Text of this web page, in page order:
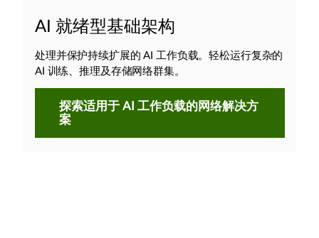
AI 就绪型基础架构
处理并保护持续扩展的 AI 工作负载。轻松运行复杂的
AI 训练、推理及存储网络群集。
探索适用于 AI 工作负载的网络解决方
案